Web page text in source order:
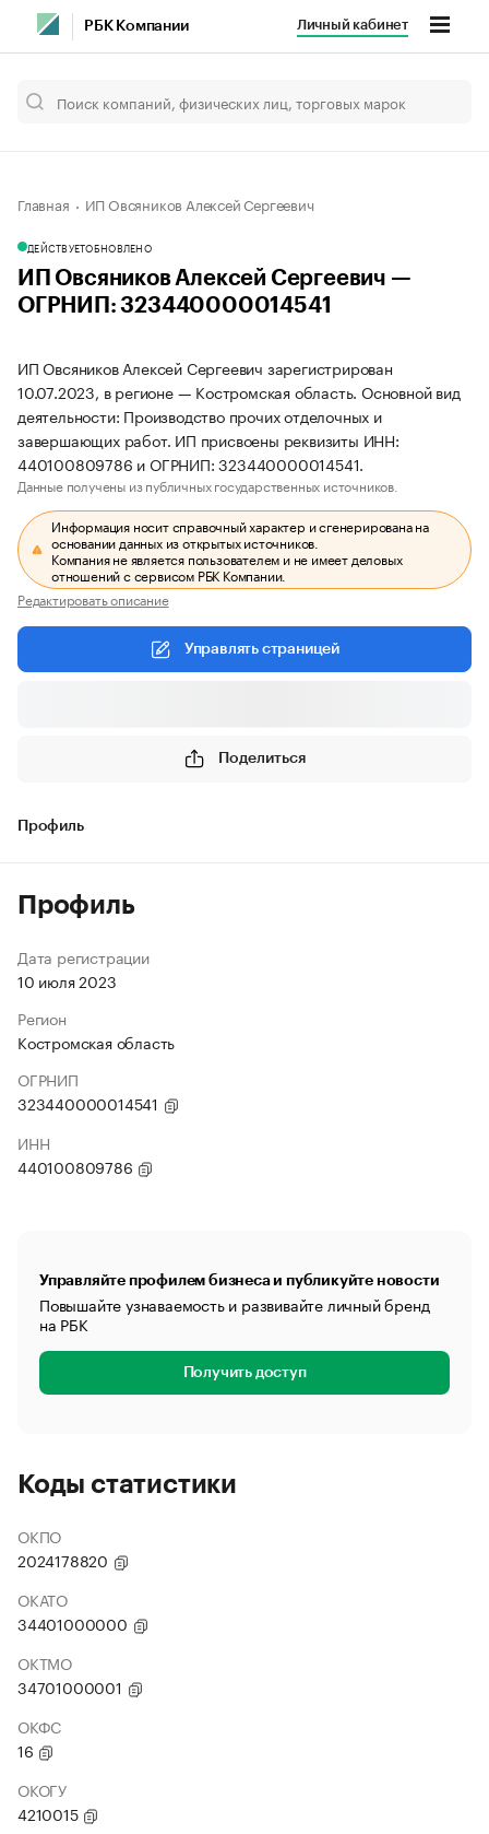
РБК Компании Личный кабинет
Главная ИП Овсяников Алексей Сергеевич
ДЕЙСТВУЕТОБНОВЛЕНО
ИП Овсяников Алексей Сергеевич —
ОГРНИП: 323440000014541
ИП Овсяников Алексей Сергеевич зарегистрирован
10.07.2023, в регионе — Костромская область. Основной вид
деятельности: Производство прочих отделочных и
завершающих работ. ИП присвоены реквизиты ИНН:
440100809786 и ОГРНИП: 323440000014541.
Данные получены из публичных государственных источников.
Информация носит справочный характер и сгенерирована на
основании данных из открытых источников.
Компания не является пользователем и не имеет деловых
отношений с сервисом РБК Компании.
Редактировать описание
Управлять страницей
Поделиться
Профиль
Профиль
Дата регистрации
10 июля 2023
Регион
Костромская область
ОГРНИП
323440000014541
ИНН
440100809786
Управляйте профилем бизнеса и публикуйте новости
Повышайте узнаваемость и развивайте личный бренд
на РБК
Получить доступ
Коды статистики
ОКПО
2024178820
ОКАТО
34401000000
ОКТМО
34701000001
ОКФС
16
ОКОГУ
4210015